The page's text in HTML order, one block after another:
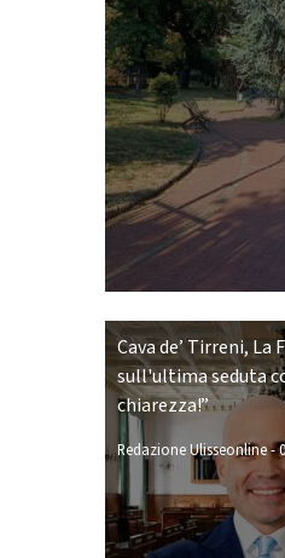
Cava de’ Tirreni, La
sull'ultima seduta
chiarezza!”
Redazione Ulisseonline-